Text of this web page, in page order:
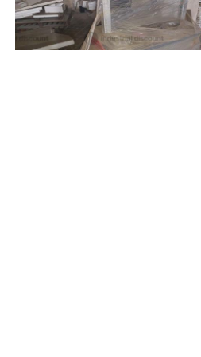
Valdina (Messina)
2.168 €